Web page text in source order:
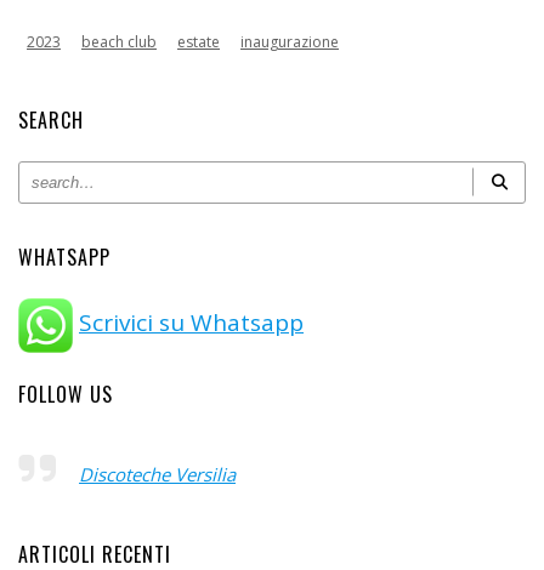
2023 beach club estate inaugurazione
SEARCH
WHATSAPP
Scrivici su Whatsapp
FOLLOW US
Discoteche Versilia
ARTICOLI RECENTI